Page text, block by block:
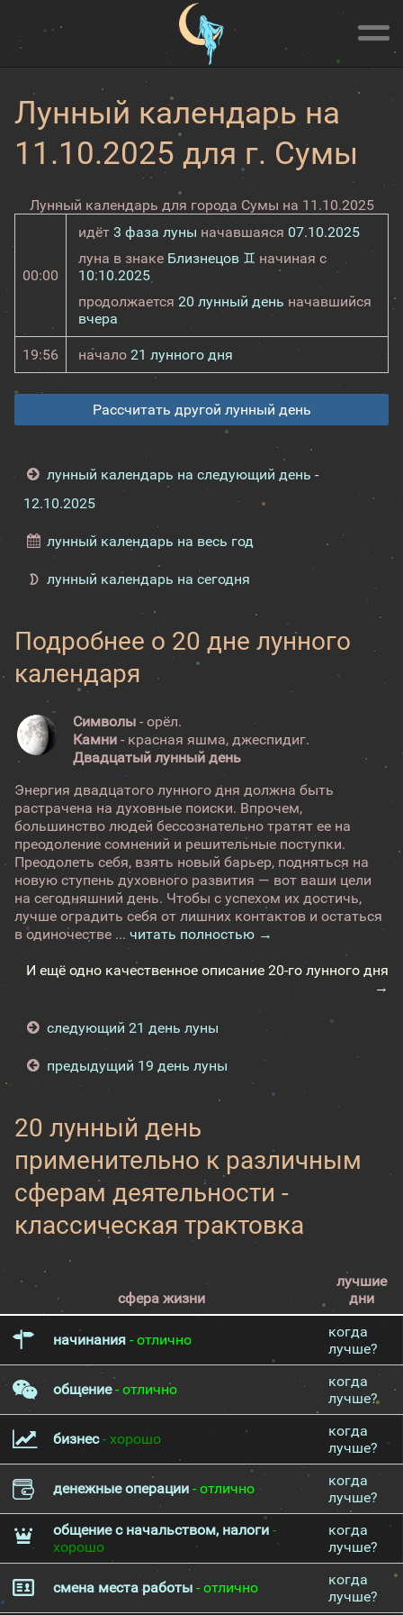
Лунный календарь на
11.10.2025 для г. Сумы
Лунный календарь для города Сумы на 11.10.2025
00:00
идёт 3 фаза луны начавшаяся 07.10.2025
луна в знаке Близнецов ♊ начиная с
10.10.2025
продолжается 20 лунный день начавшийся
вчера
19:56 начало 21 лунного дня
Рассчитать другой лунный день
лунный календарь на следующий день -
12.10.2025
лунный календарь на весь год
лунный календарь на сегодня
Подробнее о 20 дне лунного
календаря
Символы - орёл.
Камни - красная яшма, джеспидиг.
Двадцатый лунный день
Энергия двадцатого лунного дня должна быть
растрачена на духовные поиски. Впрочем,
большинство людей бессознательно тратят ее на
преодоление сомнений и решительные поступки.
Преодолеть себя, взять новый барьер, подняться на
новую ступень духовного развития — вот ваши цели
на сегодняшний день. Чтобы с успехом их достичь,
лучше оградить себя от лишних контактов и остаться
в одиночестве ... читать полностью →
И ещё одно качественное описание 20-го лунного дня
→
следующий 21 день луны
предыдущий 19 день луны
20 лунный день
применительно к различным
сферам деятельности -
классическая трактовка
сфера жизни
лучшие
дни
начинания - отлично
когда
лучше?
общение- отлично
когда
лучше?
бизнес- хорошо
когда
лучше?
денежные операции - отлично
когда
лучше?
общение с начальством, налоги -
хорошо
когда
лучше?
смена места работы - отлично
когда
лучше?